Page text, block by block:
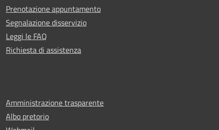
Prenotazione appuntamento
Segnalazione disservizio
Leggi le FAQ
Richiesta di assistenza
Amministrazione trasparente
Albo pretorio